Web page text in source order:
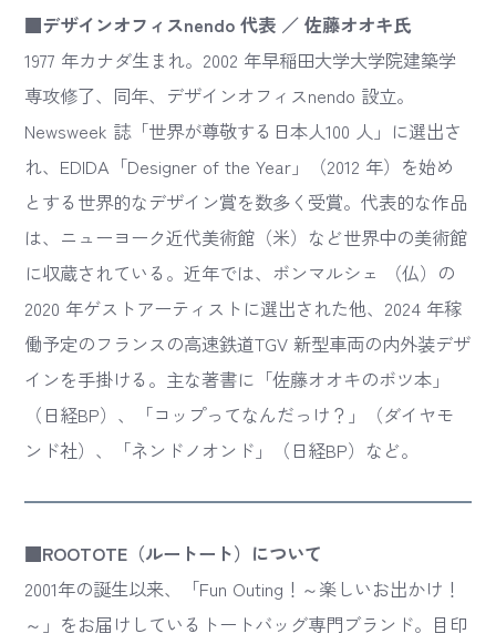
■デザインオフィスnendo 代表 ／ 佐藤オオキ氏
1977 年カナダ生まれ。2002 年早稲田大学大学院建築学
専攻修了、同年、デザインオフィスnendo 設立。
Newsweek 誌「世界が尊敬する日本人100 人」に選出さ
れ、EDIDA「Designer of the Year」（2012 年）を始め
とする世界的なデザイン賞を数多く受賞。代表的な作品
は、ニューヨーク近代美術館（米）など世界中の美術館
に収蔵されている。近年では、ボンマルシェ （仏）の
2020 年ゲストアーティストに選出された他、2024 年稼
働予定のフランスの高速鉄道TGV 新型車両の内外装デザ
インを手掛ける。主な著書に「佐藤オオキのボツ本」
（日経BP）、「コップってなんだっけ？」（ダイヤモ
ンド社）、「ネンドノオンド」（日経BP）など。
■ROOTOTE（ルートート）について
2001年の誕生以来、「Fun Outing！～楽しいお出かけ！
～」をお届けしているトートバッグ専門ブランド。目印